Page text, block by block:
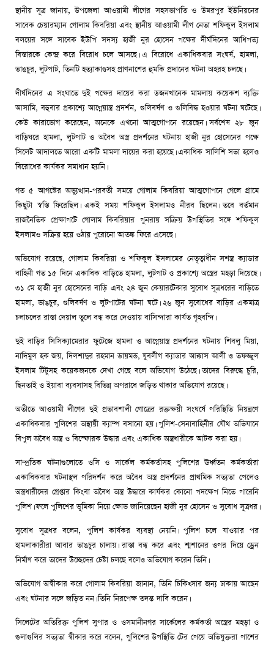
স্থানীয় সূত্র জানায়, উপজেলা আওয়ামী লীগের সহসভাপতি ও উমরপুর ইউনিয়নের
সাবেক চেয়ারম্যান গোলাম কিবরিয়া এবং স্থানীয় আওয়ামী লীগ নেতা শফিকুল ইসলাম
বলয়ের সঙ্গে সাবেক ইউপি সদস্য হাজী নুর হোসেন পক্ষের দীর্ঘদিনের আধিপত্য
বিস্তারকে কেন্দ্র করে বিরোধ চলে আসছে। এ বিরোধে একাধিকবার সংঘর্ষ, হামলা,
ভাঙচুর, লুটপাট, তিনটি হত্যাকাণ্ডসহ প্রাণনাশের হুমকি প্রদানের ঘটনা অহরহ চলছে।
দীর্ঘদিনের এ সংঘাতে দুই পক্ষের দায়ের করা ডজনখানেক মামলায় কয়েকশ ব্যক্তি
আসামি, বহুবার প্রকাশ্যে আগ্নেয়াস্ত্র প্রদর্শন, গুলিবর্ষণ ও গুলিবিদ্ধ হওয়ার ঘটনা ঘটেছে।
কেউ কারাভোগ করেছেন, অনেকে এখনো আত্মগোপনে রয়েছেন। সর্বশেষ ২৮ জুন
বাড়িঘরে হামলা, লুটপাট ও অবৈধ অস্ত্র প্রদর্শনের ঘটনায় হাজী নুর হোসেনের পক্ষে
সিলেট আদালতে আরো একটি মামলা দায়ের করা হয়েছে। একাধিক সালিশি সভা হলেও
বিরোধের কার্যকর সমাধান হয়নি।
গত ৫ আগস্টের অভ্যুত্থান-পরবর্তী সময়ে গোলাম কিবরিয়া আত্মগোপনে গেলে গ্রামে
কিছুটা স্বস্তি ফিরেছিল। একই সময় শফিকুল ইসলামও নীরব ছিলেন। তবে বর্তমান
রাজনৈতিক প্রেক্ষাপটে গোলাম কিবরিয়ার পুনরায় সক্রিয় উপস্থিতির সঙ্গে শফিকুল
ইসলামও সক্রিয় হয়ে ওঠায় পুরোনো আতঙ্ক ফিরে এসেছে।
অভিযোগ রয়েছে, গোলাম কিবরিয়া ও শফিকুল ইসলামের নেতৃত্বাধীন সশস্ত্র ক্যাডার
বাহিনী গত ১৫ দিনে একাধিক বাড়িতে হামলা, লুটপাট ও প্রকাশ্যে অস্ত্রের মহড়া দিয়েছে।
৩১ মে হাজী নুর হোসেনের বাড়ি এবং ২৪ জুন কেয়ারটেকার সুবোধ সূত্রধরের বাড়িতে
হামলা, ভাঙচুর, গুলিবর্ষণ ও লুটপাটের ঘটনা ঘটে। ২৬ জুন সুবোধের বাড়ির একমাত্র
চলাচলের রাস্তা দেয়াল তুলে বন্ধ করে দেওয়ায় বাসিন্দারা কার্যত গৃহবন্দি।
দুই বাড়ির সিসিক্যামেরার ফুটেজে হামলা ও আগ্নেয়াস্ত্র প্রদর্শনের ঘটনায় শিবলু মিয়া,
নাদিমুল হক জয়, দিলশাদুর রহমান ডায়মন্ড, যুবলীগ ক্যাডার আক্কাস আলী ও তফজ্জুল
ইসলাম টিটুসহ কয়েকজনকে দেখা গেছে বলে অভিযোগ উঠেছে। তাদের বিরুদ্ধে চুরি,
ছিনতাই ও ইয়াবা ব্যবসাসহ বিভিন্ন অপরাধে জড়িত থাকার অভিযোগ রয়েছে।
অতীতে আওয়ামী লীগের দুই প্রভাবশালী গোত্রের রক্তক্ষয়ী সংঘর্ষে পরিস্থিতি নিয়ন্ত্রণে
একাধিকবার পুলিশের অস্থায়ী ক্যাম্প বসানো হয়। পুলিশ-সেনাবাহিনীর যৌথ অভিযানে
বিপুল অবৈধ অস্ত্র ও বিস্ফোরক উদ্ধার এবং একাধিক অস্ত্রধারীকে আটক করা হয়।
সাম্প্রতিক ঘটনাগুলোতে ওসি ও সার্কেল কর্মকর্তাসহ পুলিশের ঊর্ধ্বতন কর্মকর্তারা
একাধিকবার ঘটনাস্থল পরিদর্শন করে অবৈধ অস্ত্র প্রদর্শনের প্রাথমিক সত্যতা পেলেও
অস্ত্রধারীদের গ্রেপ্তার কিংবা অবৈধ অস্ত্র উদ্ধারে কার্যকর কোনো পদক্ষেপ নিতে পারেনি
পুলিশ। ফলে পুলিশের ভূমিকা নিয়ে ক্ষোভ জানিয়েছেন হাজী নুর হোসেন ও সুবোধ সূত্রধর।
সুবোধ সূত্রধর বলেন, পুলিশ কার্যকর ব্যবস্থা নেয়নি। পুলিশ চলে যাওয়ার পর
হামলাকারীরা আবার ভাঙচুর চালায়। রাস্তা বন্ধ করে এবং শ্মশানের ওপর দিয়ে ড্রেন
নির্মাণ করে তাদের উচ্ছেদের চেষ্টা চলছে বলেও অভিযোগ করেন তিনি।
অভিযোগ অস্বীকার করে গোলাম কিবরিয়া জানান, তিনি চিকিৎসার জন্য ঢাকায় আছেন
এবং ঘটনার সঙ্গে জড়িত নন। তিনি নিরপেক্ষ তদন্ত দাবি করেন।
সিলেটের অতিরিক্ত পুলিশ সুপার ও ওসমানীনগর সার্কেলের কর্মকর্তা অস্ত্রের মহড়া ও
গুলাগুলির সত্যতা স্বীকার করে বলেন, পুলিশের উপস্থিতি টের পেয়ে অভিযুক্তরা পাশের